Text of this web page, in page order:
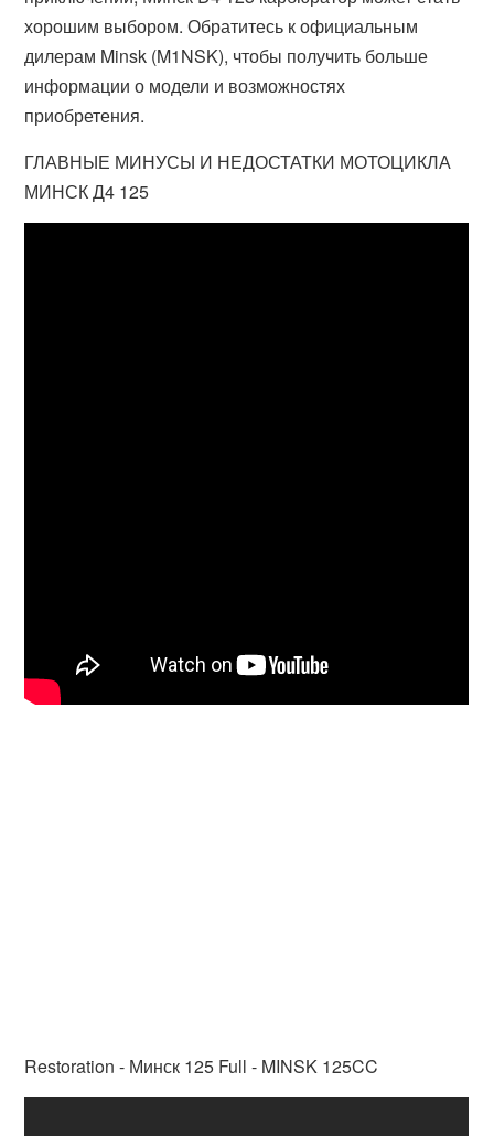
хорошим выбором. Обратитесь к официальным
дилерам Minsk (M1NSK), чтобы получить больше
информации о модели и возможностях
приобретения.
ГЛАВНЫЕ МИНУСЫ И НЕДОСТАТКИ МОТОЦИКЛА
МИНСК Д4 125
Restoration - Минск 125 Full - MINSK 125CC